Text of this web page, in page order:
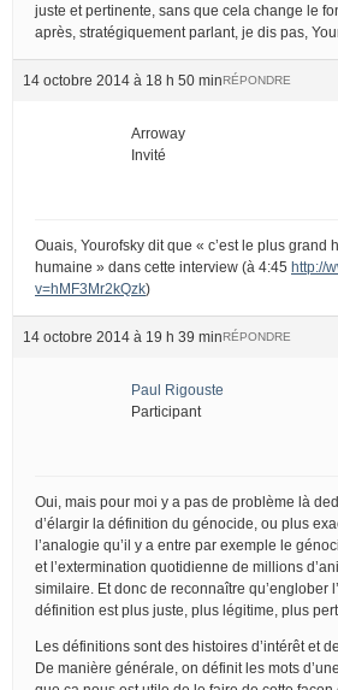
juste et pertinente, sans que cela change le
après, stratégiquement parlant, je dis pas,
14 octobre 2014 à 18 h 50 minRÉPONDRE
Arroway
Invité
Ouais, Yourofsky dit que « c’est le plus grand
humaine » dans cette interview (à 4:45 http://
v=hMF3Mr2kQzk)
14 octobre 2014 à 19 h 39 minRÉPONDRE
Paul Rigouste
Participant
Oui, mais pour moi y a pas de problème là
d’élargir la définition du génocide, ou plus
l’analogie qu’il y a entre par exemple le
et l’extermination quotidienne de millions
similaire. Et donc de reconnaître qu’englober
définition est plus juste, plus légitime, plus
Les définitions sont des histoires d’intérêt et
De manière générale, on définit les mots